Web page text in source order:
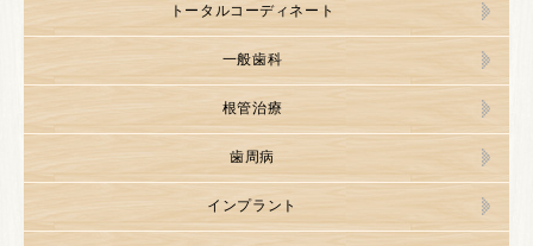
トータルコーディネート
一般歯科
根管治療
歯周病
インプラント